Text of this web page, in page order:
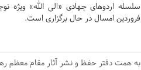
سلسله اردوهای جهادی «الی الله» ویژه
فروردین امسال در حال برگزاری است.
به همت دفتر حفظ و نشر آثار مقام معظم